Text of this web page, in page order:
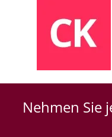
Nehmen Sie